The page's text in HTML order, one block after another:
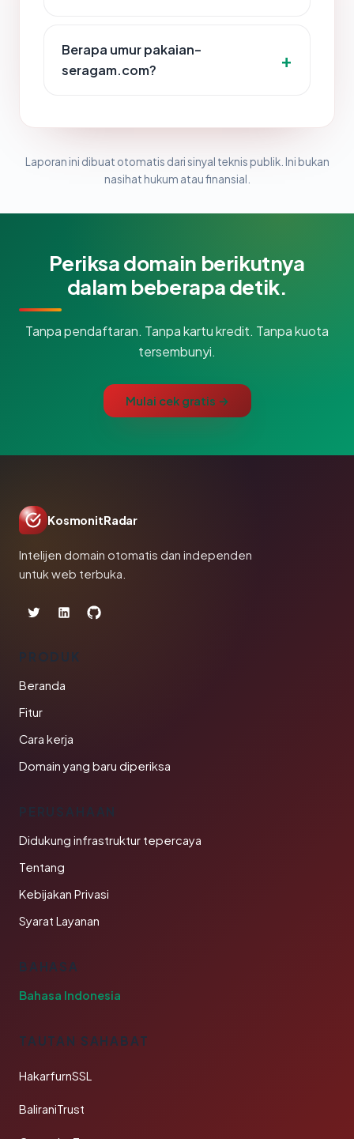
Berapa umur pakaian-
seragam.com?
Laporan ini dibuat otomatis dari sinyal teknis publik. Ini bukan
nasihat hukum atau finansial.
Periksa domain berikutnya
dalam beberapa detik.
Tanpa pendaftaran. Tanpa kartu kredit. Tanpa kuota
tersembunyi.
Mulai cek gratis →
KosmonitRadar
Intelijen domain otomatis dan independen
untuk web terbuka.
PRODUK
Beranda
Fitur
Cara kerja
Domain yang baru diperiksa
PERUSAHAAN
Didukung infrastruktur tepercaya
Tentang
Kebijakan Privasi
Syarat Layanan
BAHASA
Bahasa Indonesia
TAUTAN SAHABAT
HakarfurnSSL
BaliraniTrust